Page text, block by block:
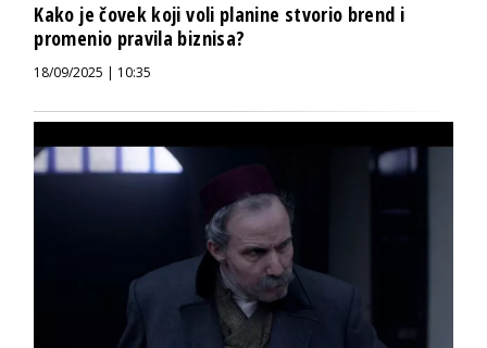
Kako je čovek koji voli planine stvorio brend i
promenio pravila biznisa?
18/09/2025 | 10:35